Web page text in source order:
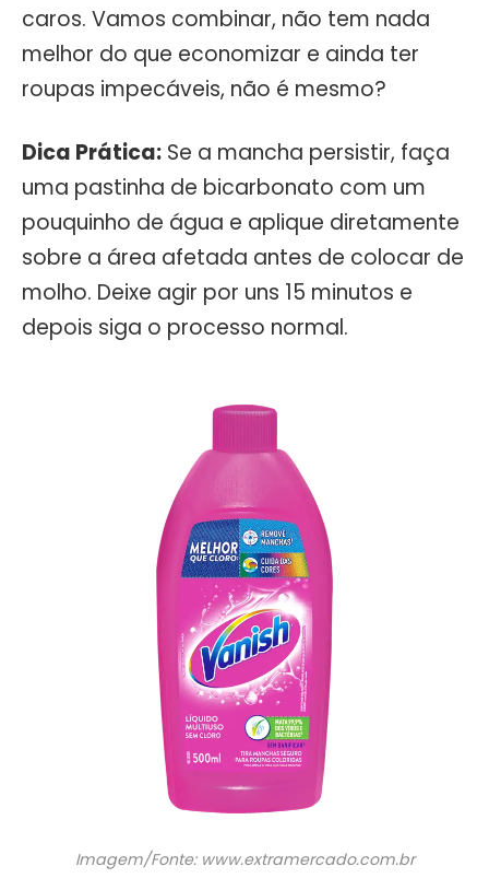
caros. Vamos combinar, não tem nada
melhor do que economizar e ainda ter
roupas impecáveis, não é mesmo?
Dica Prática: Se a mancha persistir, faça
uma pastinha de bicarbonato com um
pouquinho de água e aplique diretamente
sobre a área afetada antes de colocar de
molho. Deixe agir por uns 15 minutos e
depois siga o processo normal.
Imagem/Fonte: www.extramercado.com.br